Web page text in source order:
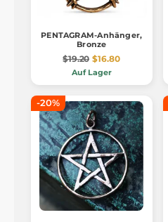
PENTAGRAM-Anhänger,
Bronze
$19.20 $16.80
Auf Lager
-20%